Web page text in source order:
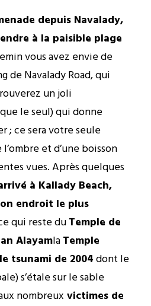
depuis Navalady,
à la paisible plage
vous avez envie de
de Navalady Road, qui
un joli
le seul) qui donne
; ce sera votre seule
et d’une boisson
vues. Après quelques
à Kallady Beach,
endroit le plus
qui reste duTemple de
AlayamlaTemple
tsunami de 2004dont le
s’étale sur le sable
nombreux victimes de